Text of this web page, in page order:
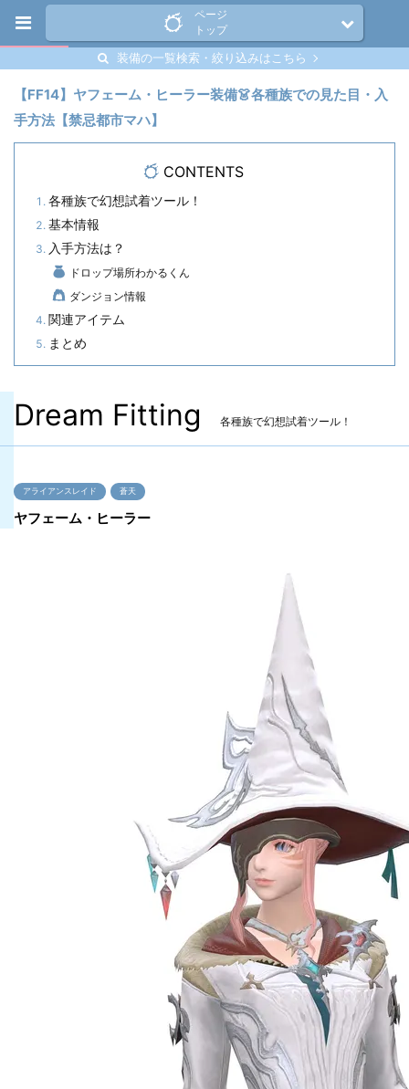
ページ
トップ
装備の一覧検索・絞り込みはこちら
【FF14】ヤフェーム・ヒーラー装備👗各種族での見た目・入
手方法【禁忌都市マハ】
CONTENTS
各種族で幻想試着ツール！
基本情報
入手方法は？
ドロップ場所わかるくん
ダンジョン情報
関連アイテム
まとめ
Dream Fitting 各種族で幻想試着ツール！
アライアンスレイド 蒼天
ヤフェーム・ヒーラー